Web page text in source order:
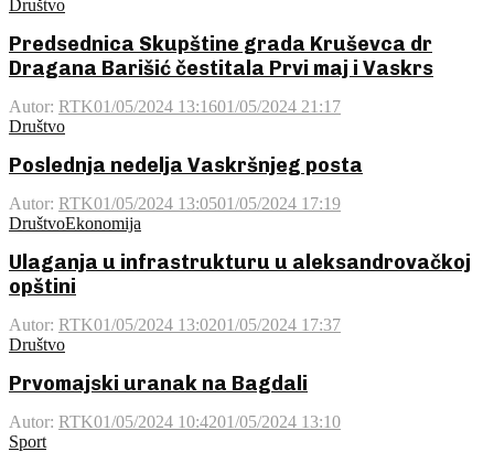
Društvo
Predsednica Skupštine grada Kruševca dr
Dragana Barišić čestitala Prvi maj i Vaskrs
Autor: RTK01/05/2024 13:1601/05/2024 21:17
Društvo
Poslednja nedelja Vaskršnjeg posta
Autor: RTK01/05/2024 13:0501/05/2024 17:19
DruštvoEkonomija
Ulaganja u infrastrukturu u aleksandrovačkoj
opštini
Autor: RTK01/05/2024 13:0201/05/2024 17:37
Društvo
Prvomajski uranak na Bagdali
Autor: RTK01/05/2024 10:4201/05/2024 13:10
Sport